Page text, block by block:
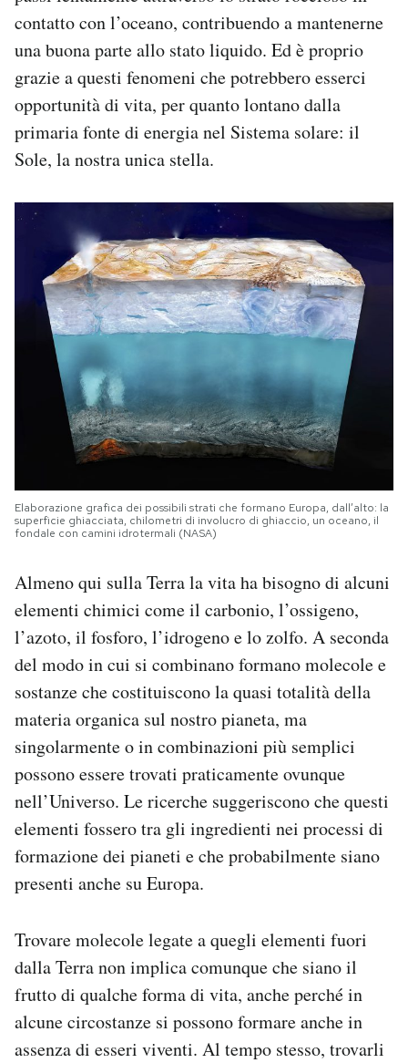
contatto con l’oceano, contribuendo a mantenerne
una buona parte allo stato liquido. Ed è proprio
grazie a questi fenomeni che potrebbero esserci
opportunità di vita, per quanto lontano dalla
primaria fonte di energia nel Sistema solare: il
Sole, la nostra unica stella.
Elaborazione grafica dei possibili strati che formano Europa, dall’alto: la
superficie ghiacciata, chilometri di involucro di ghiaccio, un oceano, il
fondale con camini idrotermali (NASA)
Almeno qui sulla Terra la vita ha bisogno di alcuni
elementi chimici come il carbonio, l’ossigeno,
l’azoto, il fosforo, l’idrogeno e lo zolfo. A seconda
del modo in cui si combinano formano molecole e
sostanze che costituiscono la quasi totalità della
materia organica sul nostro pianeta, ma
singolarmente o in combinazioni più semplici
possono essere trovati praticamente ovunque
nell’Universo. Le ricerche suggeriscono che questi
elementi fossero tra gli ingredienti nei processi di
formazione dei pianeti e che probabilmente siano
presenti anche su Europa.
Trovare molecole legate a quegli elementi fuori
dalla Terra non implica comunque che siano il
frutto di qualche forma di vita, anche perché in
alcune circostanze si possono formare anche in
assenza di esseri viventi. Al tempo stesso, trovarli